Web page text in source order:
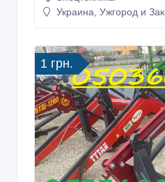
Украина, Ужгород и
1 грн.